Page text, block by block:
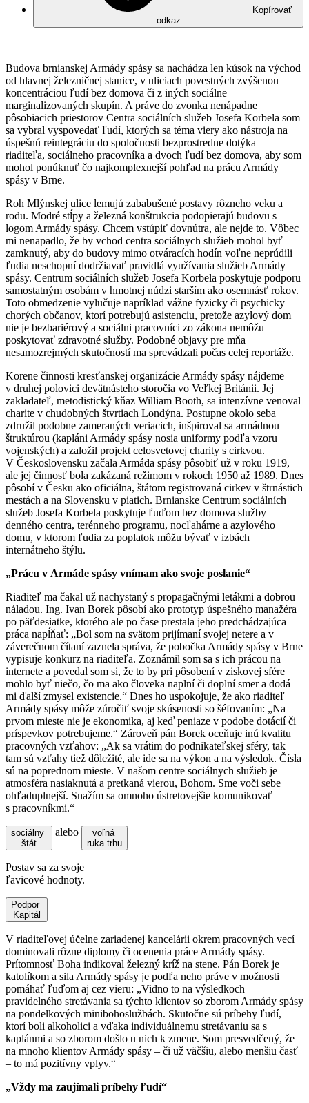
Kopírovať
odkaz
Budova brnianskej Armády spásy sa nachádza len kúsok na východ
od hlavnej železničnej stanice, v uliciach povestných zvýšenou
koncentráciou ľudí bez domova či z iných sociálne
marginalizovaných skupín. A práve do zvonka nenápadne
pôsobiacich priestorov Centra sociálních služeb Josefa Korbela som
sa vybral vyspovedať ľudí, ktorých sa téma viery ako nástroja na
úspešnú reintegráciu do spoločnosti bezprostredne dotýka –
riaditeľa, sociálneho pracovníka a dvoch ľudí bez domova, aby som
mohol ponúknuť čo najkomplexnejší pohľad na prácu Armády
spásy v Brne.
Roh Mlýnskej ulice lemujú zababušené postavy rôzneho veku a
rodu. Modré stĺpy a železná konštrukcia podopierajú budovu s
logom Armády spásy. Chcem vstúpiť dovnútra, ale nejde to. Vôbec
mi nenapadlo, že by vchod centra sociálnych služieb mohol byť
zamknutý, aby do budovy mimo otváracích hodín voľne neprúdili
ľudia neschopní dodržiavať pravidlá využívania služieb Armády
spásy. Centrum sociálních služeb Josefa Korbela poskytuje podporu
samostatným osobám v hmotnej núdzi starším ako osemnásť rokov.
Toto obmedzenie vylučuje napríklad vážne fyzicky či psychicky
chorých občanov, ktorí potrebujú asistenciu, pretože azylový dom
nie je bezbariérový a sociálni pracovníci zo zákona nemôžu
poskytovať zdravotné služby. Podobné objavy pre mňa
nesamozrejmých skutočností ma sprevádzali počas celej reportáže.
Korene činnosti kresťanskej organizácie Armády spásy nájdeme
v druhej polovici devätnásteho storočia vo Veľkej Británii. Jej
zakladateľ, metodistický kňaz William Booth, sa intenzívne venoval
charite v chudobných štvrtiach Londýna. Postupne okolo seba
združil podobne zameraných veriacich, inšpiroval sa armádnou
štruktúrou (kapláni Armády spásy nosia uniformy podľa vzoru
vojenských) a založil projekt celosvetovej charity s cirkvou.
V Československu začala Armáda spásy pôsobiť už v roku 1919,
ale jej činnosť bola zakázaná režimom v rokoch 1950 až 1989. Dnes
pôsobí v Česku ako oficiálna, štátom registrovaná cirkev v štrnástich
mestách a na Slovensku v piatich. Brnianske Centrum sociálních
služeb Josefa Korbela poskytuje ľuďom bez domova služby
denného centra, terénneho programu, nocľahárne a azylového
domu, v ktorom ľudia za poplatok môžu bývať v izbách
internátneho štýlu.
„Prácu v Armáde spásy vnímam ako svoje poslanie“
Riaditeľ ma čakal už nachystaný s propagačnými letákmi a dobrou
náladou. Ing. Ivan Borek pôsobí ako prototyp úspešného manažéra
po päťdesiatke, ktorého ale po čase prestala jeho predchádzajúca
práca napĺňať: „Bol som na svätom prijímaní svojej netere a v
záverečnom čítaní zaznela správa, že pobočka Armády spásy v Brne
vypisuje konkurz na riaditeľa. Zoznámil som sa s ich prácou na
internete a povedal som si, že to by pri pôsobení v ziskovej sfére
mohlo byť niečo, čo ma ako človeka naplní či doplní smer a dodá
mi ďalší zmysel existencie.“ Dnes ho uspokojuje, že ako riaditeľ
Armády spásy môže zúročiť svoje skúsenosti so šéfovaním: „Na
prvom mieste nie je ekonomika, aj keď peniaze v podobe dotácií či
príspevkov potrebujeme.“ Zároveň pán Borek oceňuje inú kvalitu
pracovných vzťahov: „Ak sa vrátim do podnikateľskej sféry, tak
tam sú vzťahy tiež dôležité, ale ide sa na výkon a na výsledok. Čísla
sú na poprednom mieste. V našom centre sociálnych služieb je
atmosféra nasiaknutá a pretkaná vierou, Bohom. Sme voči sebe
ohľaduplnejší. Snažím sa omnoho ústretovejšie komunikovať
s pracovníkmi.“
sociálny
štát
alebo
voľná
ruka trhu
Postav sa za svoje
ľavicové hodnoty.
Podpor
Kapitál
V riaditeľovej účelne zariadenej kancelárii okrem pracovných vecí
dominovali rôzne diplomy či ocenenia práce Armády spásy.
Prítomnosť Boha indikoval železný kríž na stene. Pán Borek je
katolíkom a sila Armády spásy je podľa neho práve v možnosti
pomáhať ľuďom aj cez vieru: „Vidno to na výsledkoch
pravidelného stretávania sa týchto klientov so zborom Armády spásy
na pondelkových minibohoslužbách. Skutočne sú príbehy ľudí,
ktorí boli alkoholici a vďaka individuálnemu stretávaniu sa s
kaplánmi a so zborom došlo u nich k zmene. Som presvedčený, že
na mnoho klientov Armády spásy – či už väčšiu, alebo menšiu časť
– to má pozitívny vplyv.“
„Vždy ma zaujímali príbehy ľudí“